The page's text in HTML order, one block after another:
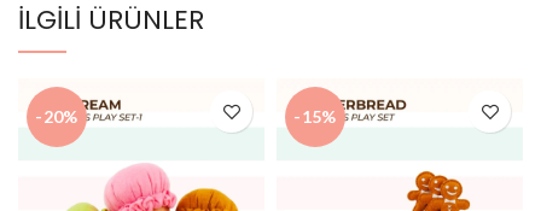
İLGILI ÜRÜNLER
-20% -15%